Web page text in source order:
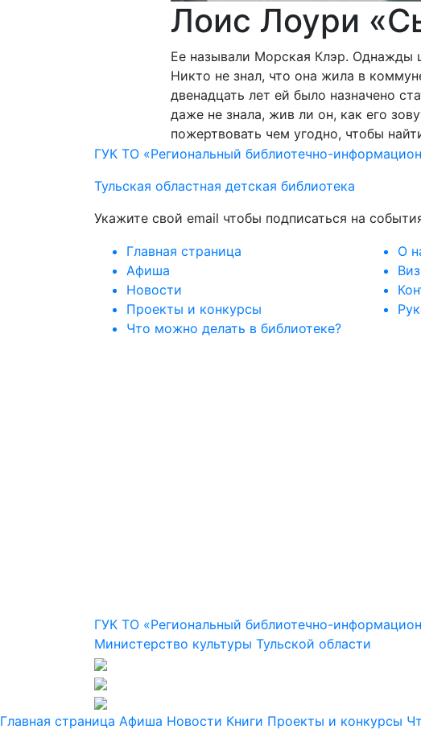
Лоис Лоури
Ее называли Морская Клэр. Однажды
Никто не знал, что она жила в
двенадцать лет ей было назначено
даже не знала, жив ли он, как его
пожертвовать чем угодно, чтобы
ГУК ТО «Региональный библиотечно-
Тульская областная детская библиотека
Укажите свой email чтобы подписаться на
Главная страница
Афиша
Новости
Проекты и конкурсы
Что можно делать в библиотеке?
О
ГУК ТО «Региональный библиотечно-
Министерство культуры Тульской области
Главная страница Афиша Новости Книги Проекты и конкурсы